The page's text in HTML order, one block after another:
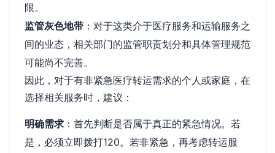
限。
监管灰色地带 ：对于这类介于医疗服务和运输服务之
间的业态，相关部门的监管职责划分和具体管理规范
可能尚不完善。
因此，对于有非紧急医疗转运需求的个人或家庭，在
选择相关服务时，建议：
明确需求 ：首先判断是否属于真正的紧急情况。若
是，必须立即拨打120。若非紧急，再考虑转运服